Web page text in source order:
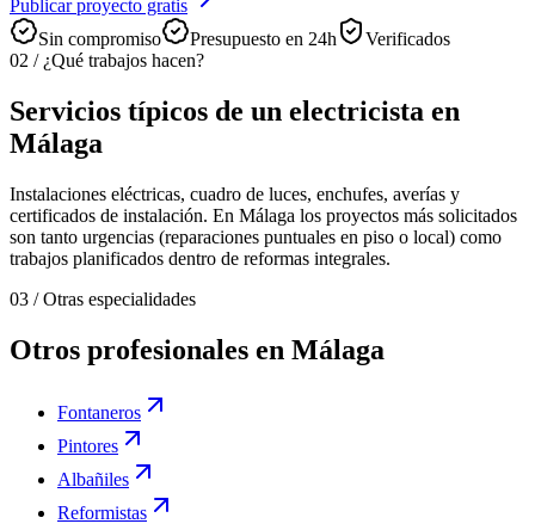
Publicar proyecto gratis
Sin compromiso
Presupuesto en 24h
Verificados
02 / ¿Qué trabajos hacen?
Servicios típicos de un electricista en
Málaga
Instalaciones eléctricas, cuadro de luces, enchufes, averías y
certificados de instalación. En Málaga los proyectos más solicitados
son tanto urgencias (reparaciones puntuales en piso o local) como
trabajos planificados dentro de reformas integrales.
03 /Otras especialidades
Otros profesionales en Málaga
Fontaneros
Pintores
Albañiles
Reformistas